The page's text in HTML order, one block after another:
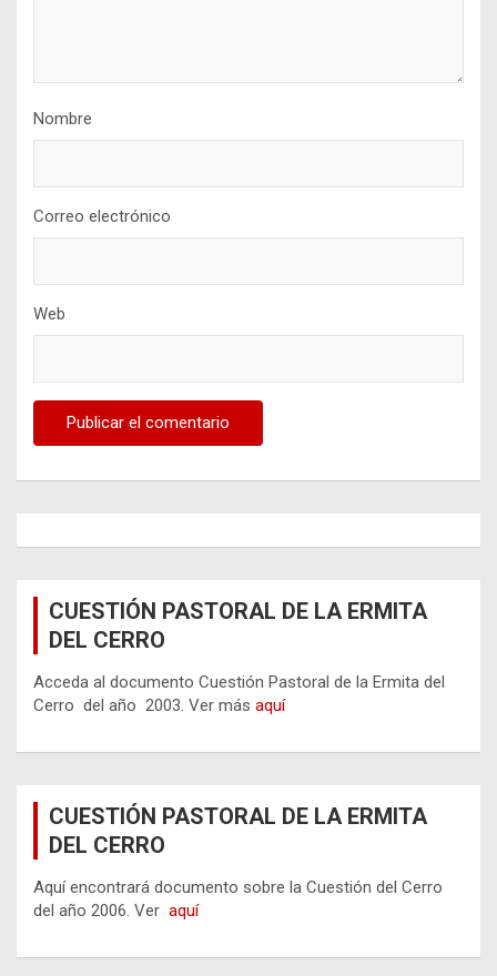
Nombre
Correo electrónico
Web
CUESTIÓN PASTORAL DE LA ERMITA
DEL CERRO
Acceda al documento Cuestión Pastoral de la Ermita del
Cerro del año 2003. Ver más aquí
CUESTIÓN PASTORAL DE LA ERMITA
DEL CERRO
Aquí encontrará documento sobre la Cuestión del Cerro
del año 2006. Ver aquí